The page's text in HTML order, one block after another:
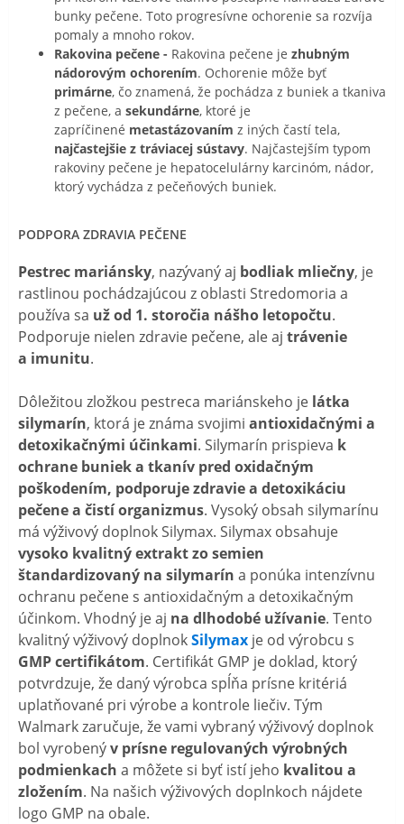
bunky pečene. Toto progresívne ochorenie sa rozvíja
pomaly a mnoho rokov.
Rakovina pečene - Rakovina pečene je zhubným
nádorovým ochorením. Ochorenie môže byť
primárne, čo znamená, že pochádza z buniek a tkaniva
z pečene, a sekundárne, ktoré je
zapríčinené metastázovaním z iných častí tela,
najčastejšie z tráviacej sústavy. Najčastejším typom
rakoviny pečene je hepatocelulárny karcinóm, nádor,
ktorý vychádza z pečeňových buniek.
PODPORA ZDRAVIA PEČENE
Pestrec mariánsky, nazývaný aj bodliak mliečny, je
rastlinou pochádzajúcou z oblasti Stredomoria a
používa sa už od 1. storočia nášho letopočtu.
Podporuje nielen zdravie pečene, ale aj trávenie
a imunitu.
Dôležitou zložkou pestreca mariánskeho je látka
silymarín, ktorá je známa svojimi antioxidačnými a
detoxikačnými účinkami. Silymarín prispieva k
ochrane buniek a tkanív pred oxidačným
poškodením, podporuje zdravie a detoxikáciu
pečene a čistí organizmus. Vysoký obsah silymarínu
má výživový doplnok Silymax. Silymax obsahuje
vysoko kvalitný extrakt zo semien
štandardizovaný na silymarín a ponúka intenzívnu
ochranu pečene s antioxidačným a detoxikačným
účinkom. Vhodný je aj na dlhodobé užívanie. Tento
kvalitný výživový doplnokSilymax je od výrobcu s
GMP certifikátom. Certifikát GMP je doklad, ktorý
potvrdzuje, že daný výrobca spĺňa prísne kritériá
uplatňované pri výrobe a kontrole liečiv. Tým
Walmark zaručuje, že vami vybraný výživový doplnok
bol vyrobenýv prísne regulovaných výrobných
podmienkach a môžete si byť istí jeho kvalitou a
zložením. Na našich výživových doplnkoch nájdete
logo GMP na obale.